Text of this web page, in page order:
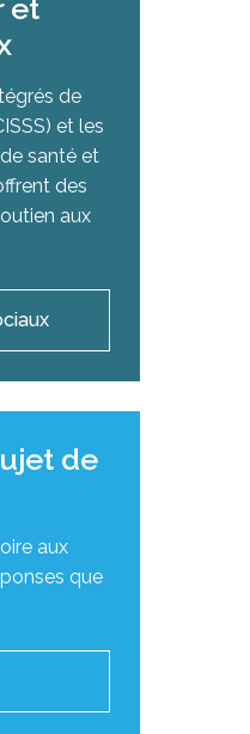
et
de
et les
santé et
des
aux
de
aux
que